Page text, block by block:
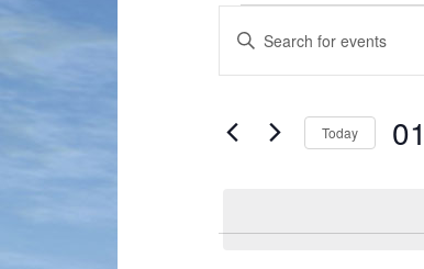
Events
Search
and
Views
Navigation
Enter
Keyword.
Search
Events
Today